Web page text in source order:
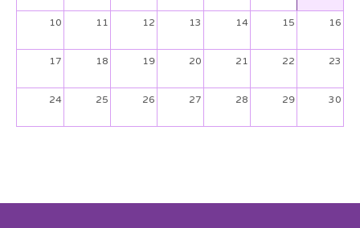
10 11 12 13 14 15 16
17 18 19 20 21 22 23
24 25 26 27 28 29 30